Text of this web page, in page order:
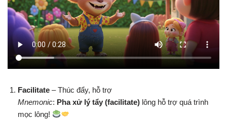
Facilitate – Thúc đẩy, hỗ trợ
Mnemonic: Pha xử lý tẩy (facilitate) lông hỗ trợ quá trình
mọc lông!